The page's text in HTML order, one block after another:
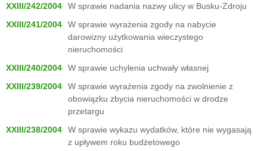
XXIII/242/2004
W sprawie nadania nazwy ulicy w Busku-Zdroju
XXIII/241/2004
W sprawie wyrażenia zgody na nabycie
darowizny użytkowania wieczystego
nieruchomości
XXIII/240/2004
W sprawie uchylenia uchwały własnej
XXIII/239/2004
W sprawie wyrażenia zgody na zwolnienie z
obowiązku zbycia nieruchomości w drodze
przetargu
XXIII/238/2004
W sprawie wykazu wydatków, które nie wygasają
z upływem roku budżetowego